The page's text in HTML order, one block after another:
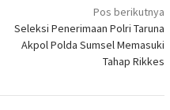
Pos berikutnya
Seleksi Penerimaan Polri Taruna
Akpol Polda Sumsel Memasuki
Tahap Rikkes